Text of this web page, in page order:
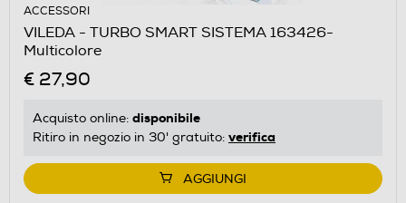
ACCESSORI
VILEDA - TURBO SMART SISTEMA 163426-
Multicolore
€ 27,90
Acquisto online: disponibile
Ritiro in negozio in 30' gratuito: verifica
AGGIUNGI